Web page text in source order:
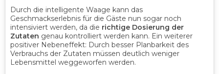
Durch die intelligente Waage kann das
Geschmackserlebnis für die Gäste nun sogar noch
intensiviert werden, da die richtige Dosierung der
Zutaten genau kontrolliert werden kann. Ein weiterer
positiver Nebeneffekt: Durch besser Planbarkeit des
Verbrauchs der Zutaten müssen deutlich weniger
Lebensmittel weggeworfen werden.